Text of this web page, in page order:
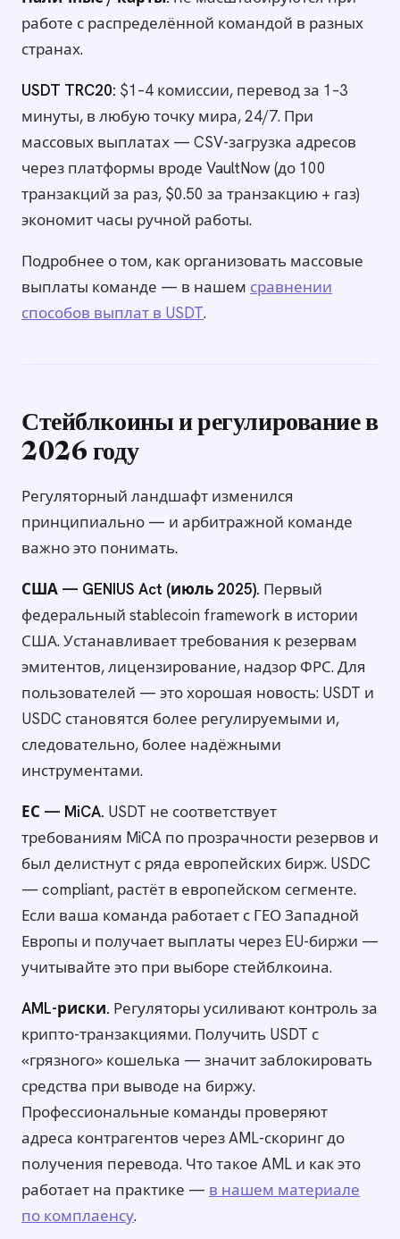
работе с распределённой командой в разных
странах.
USDT TRC20: $1–4 комиссии, перевод за 1–3
минуты, в любую точку мира, 24/7. При
массовых выплатах — CSV-загрузка адресов
через платформы вроде VaultNow (до 100
транзакций за раз, $0.50 за транзакцию + газ)
экономит часы ручной работы.
Подробнее о том, как организовать массовые
выплаты команде — в нашем сравнении
способов выплат в USDT.
Стейблкоины и регулирование в
2026 году
Регуляторный ландшафт изменился
принципиально — и арбитражной команде
важно это понимать.
США — GENIUS Act (июль 2025). Первый
федеральный stablecoin framework в истории
США. Устанавливает требования к резервам
эмитентов, лицензирование, надзор ФРС. Для
пользователей — это хорошая новость: USDT и
USDC становятся более регулируемыми и,
следовательно, более надёжными
инструментами.
ЕС — MiCA. USDT не соответствует
требованиям MiCA по прозрачности резервов и
был делистнут с ряда европейских бирж. USDC
— compliant, растёт в европейском сегменте.
Если ваша команда работает с ГЕО Западной
Европы и получает выплаты через EU-биржи —
учитывайте это при выборе стейблкоина.
AML-риски. Регуляторы усиливают контроль за
крипто-транзакциями. Получить USDT с
«грязного» кошелька — значит заблокировать
средства при выводе на биржу.
Профессиональные команды проверяют
адреса контрагентов через AML-скоринг до
получения перевода. Что такое AML и как это
работает на практике — в нашем материале
по комплаенсу.